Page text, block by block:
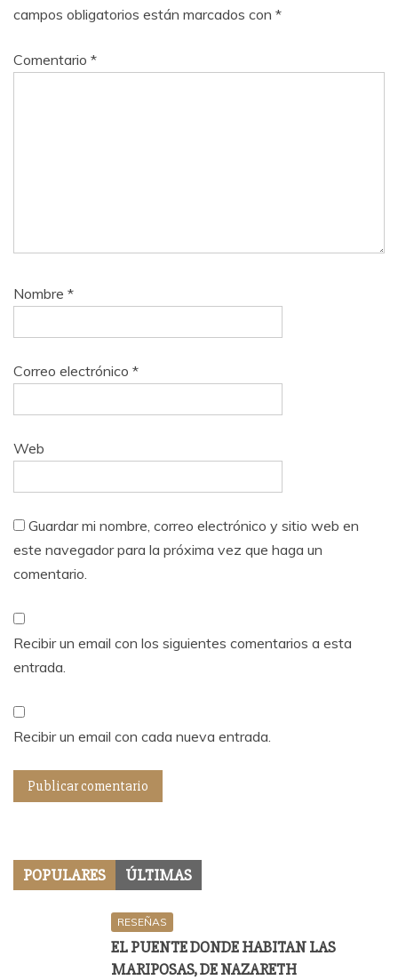
campos obligatorios están marcados con *
Comentario *
Nombre *
Correo electrónico *
Web
Guardar mi nombre, correo electrónico y sitio web en
este navegador para la próxima vez que haga un
comentario.
Recibir un email con los siguientes comentarios a esta
entrada.
Recibir un email con cada nueva entrada.
POPULARES ÚLTIMAS
RESEÑAS
EL PUENTE DONDE HABITAN LAS
MARIPOSAS, DE NAZARETH